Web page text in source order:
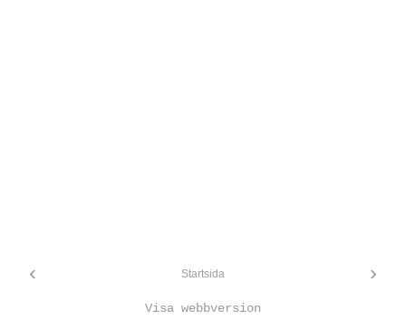
‹ ›
Startsida
Visa webbversion